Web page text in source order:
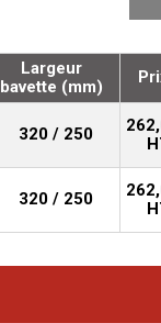
Largeur
bavette (mm)
320 / 250
320 / 250